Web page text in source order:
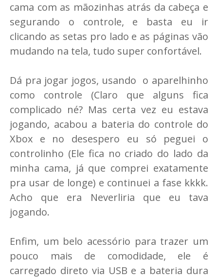
cama com as mãozinhas atrás da cabeça e
segurando o controle, e basta eu ir
clicando as setas pro lado e as páginas vão
mudando na tela, tudo super confortável.
Dá pra jogar jogos, usando o aparelhinho
como controle (Claro que alguns fica
complicado né? Mas certa vez eu estava
jogando, acabou a bateria do controle do
Xbox e no desespero eu só peguei o
controlinho (Ele fica no criado do lado da
minha cama, já que comprei exatamente
pra usar de longe) e continuei a fase kkkk.
Acho que era Neverliria que eu tava
jogando.
Enfim, um belo acessório para trazer um
pouco mais de comodidade, ele é
carregado direto via USB e a bateria dura